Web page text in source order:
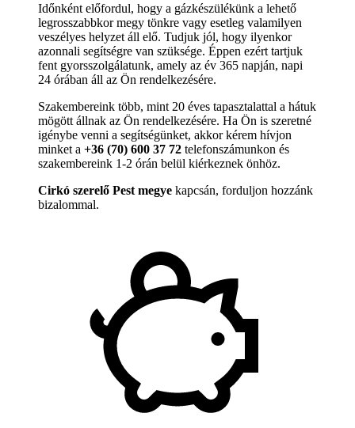
Időnként előfordul, hogy a gázkészülékünk a lehető
legrosszabbkor megy tönkre vagy esetleg valamilyen
veszélyes helyzet áll elő. Tudjuk jól, hogy ilyenkor
azonnali segítségre van szüksége. Éppen ezért tartjuk
fent gyorsszolgálatunk, amely az év 365 napján, napi
24 órában áll az Ön rendelkezésére.
Szakembereink több, mint 20 éves tapasztalattal a hátuk
mögött állnak az Ön rendelkezésére. Ha Ön is szeretné
igénybe venni a segítségünket, akkor kérem hívjon
minket a +36 (70) 600 37 72 telefonszámunkon és
szakembereink 1-2 órán belül kiérkeznek önhöz.
Cirkó szerelő Pest megye kapcsán, forduljon hozzánk
bizalommal.